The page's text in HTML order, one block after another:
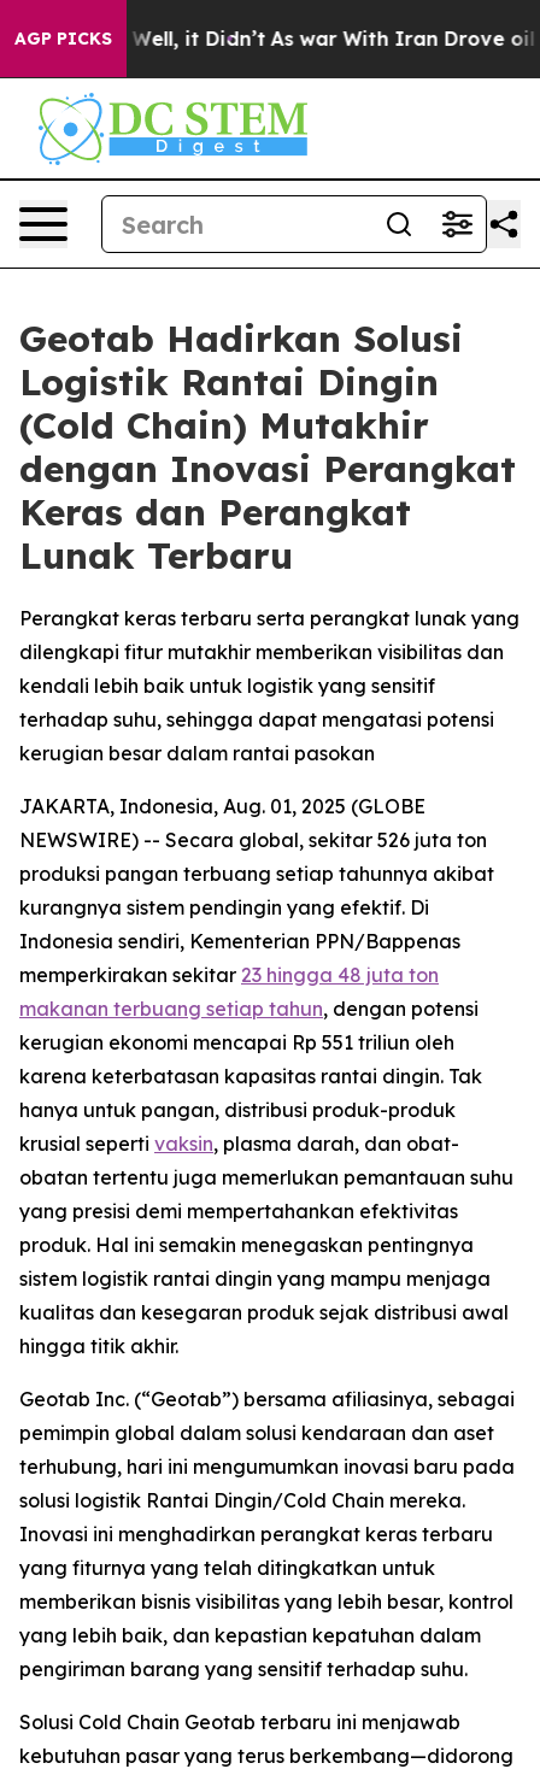
AGP PICKSWell, it Didn’t As war With Iran Drove oil
Geotab Hadirkan Solusi
Logistik Rantai Dingin
(Cold Chain) Mutakhir
dengan Inovasi Perangkat
Keras dan Perangkat
Lunak Terbaru
Perangkat keras terbaru serta perangkat lunak yang
dilengkapi fitur mutakhir memberikan visibilitas dan
kendali lebih baik untuk logistik yang sensitif
terhadap suhu, sehingga dapat mengatasi potensi
kerugian besar dalam rantai pasokan
JAKARTA, Indonesia, Aug. 01, 2025 (GLOBE
NEWSWIRE) -- Secara global, sekitar 526 juta ton
produksi pangan terbuang setiap tahunnya akibat
kurangnya sistem pendingin yang efektif. Di
Indonesia sendiri, Kementerian PPN/Bappenas
memperkirakan sekitar 23 hingga 48 juta ton
makanan terbuang setiap tahun, dengan potensi
kerugian ekonomi mencapai Rp 551 triliun oleh
karena keterbatasan kapasitas rantai dingin. Tak
hanya untuk pangan, distribusi produk-produk
krusial seperti vaksin, plasma darah, dan obat-
obatan tertentu juga memerlukan pemantauan suhu
yang presisi demi mempertahankan efektivitas
produk. Hal ini semakin menegaskan pentingnya
sistem logistik rantai dingin yang mampu menjaga
kualitas dan kesegaran produk sejak distribusi awal
hingga titik akhir.
Geotab Inc. (“Geotab”) bersama afiliasinya, sebagai
pemimpin global dalam solusi kendaraan dan aset
terhubung, hari ini mengumumkan inovasi baru pada
solusi logistik Rantai Dingin/Cold Chain mereka.
Inovasi ini menghadirkan perangkat keras terbaru
yang fiturnya yang telah ditingkatkan untuk
memberikan bisnis visibilitas yang lebih besar, kontrol
yang lebih baik, dan kepastian kepatuhan dalam
pengiriman barang yang sensitif terhadap suhu.
Solusi Cold Chain Geotab terbaru ini menjawab
kebutuhan pasar yang terus berkembang—didorong